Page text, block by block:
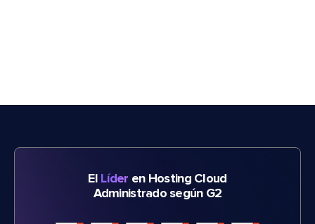
El Líder en Hosting Cloud
Administrado según G2